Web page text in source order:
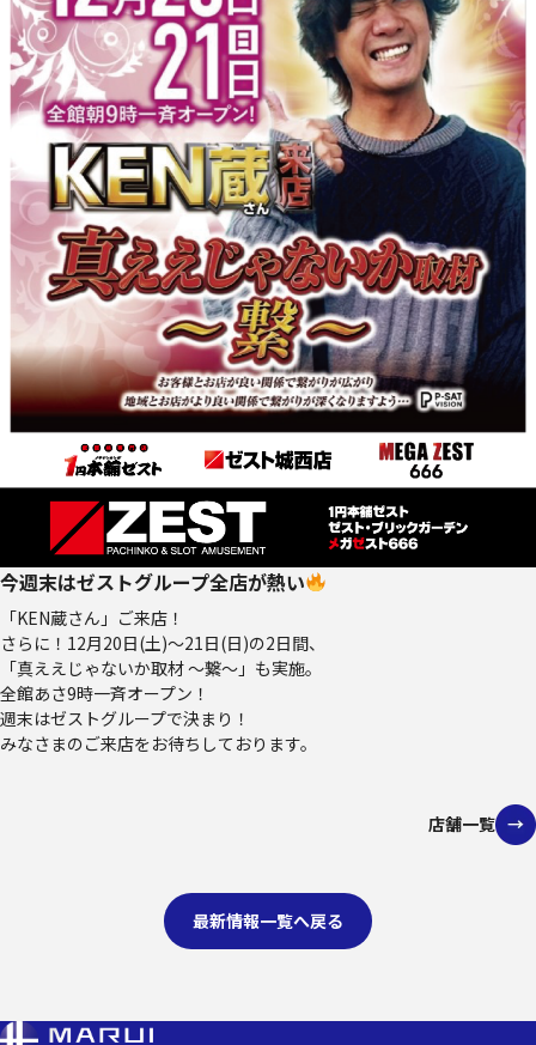
今週末はゼストグループ全店が熱い
「KEN蔵さん」ご来店！
さらに！12月20日(土)～21日(日)の2日間、
「真ええじゃないか取材 ～繋～」も実施。
全館あさ9時一斉オープン！
週末はゼストグループで決まり！
みなさまのご来店をお待ちしております。
店舗一覧
最新情報一覧へ戻る